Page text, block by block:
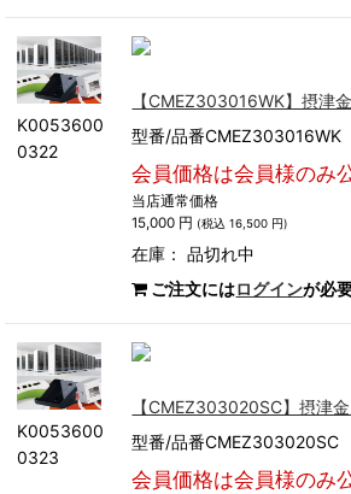
K0053600
0322
【CMEZ303016WK】摂津
型番/品番CMEZ303016WK
会員価格は会員様のみ
当店通常価格
15,000 円 (税込 16,500 円)
在庫：品切れ中
ご注文にはログインが必
K0053600
0323
【CMEZ303020SC】摂津
型番/品番CMEZ303020SC
会員価格は会員様のみ